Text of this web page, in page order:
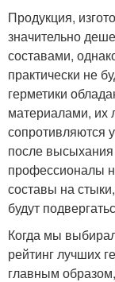
Продукция,
значительно
составами,
практически не
герметики
материалами, их
сопротивляются
после высыхания
профессионалы
составы на
будут
Когда мы
рейтинг лучших
главным